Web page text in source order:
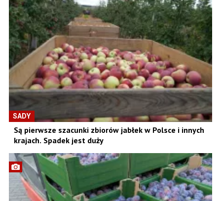
SADY
Są pierwsze szacunki zbiorów jabłek w Polsce i innych
krajach. Spadek jest duży